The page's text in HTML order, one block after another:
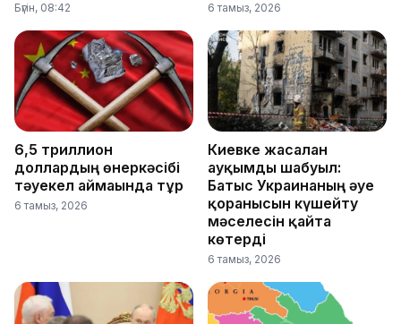
Бүгін, 08:42 6 тамыз, 2026
6,5 триллион
доллардың өнеркәсібі
тәуекел аймағында тұр
6 тамыз, 2026
Киевке жасалған
ауқымды шабуыл:
Батыс Украинаның әуе
қорғанысын күшейту
мәселесін қайта
көтерді
6 тамыз, 2026